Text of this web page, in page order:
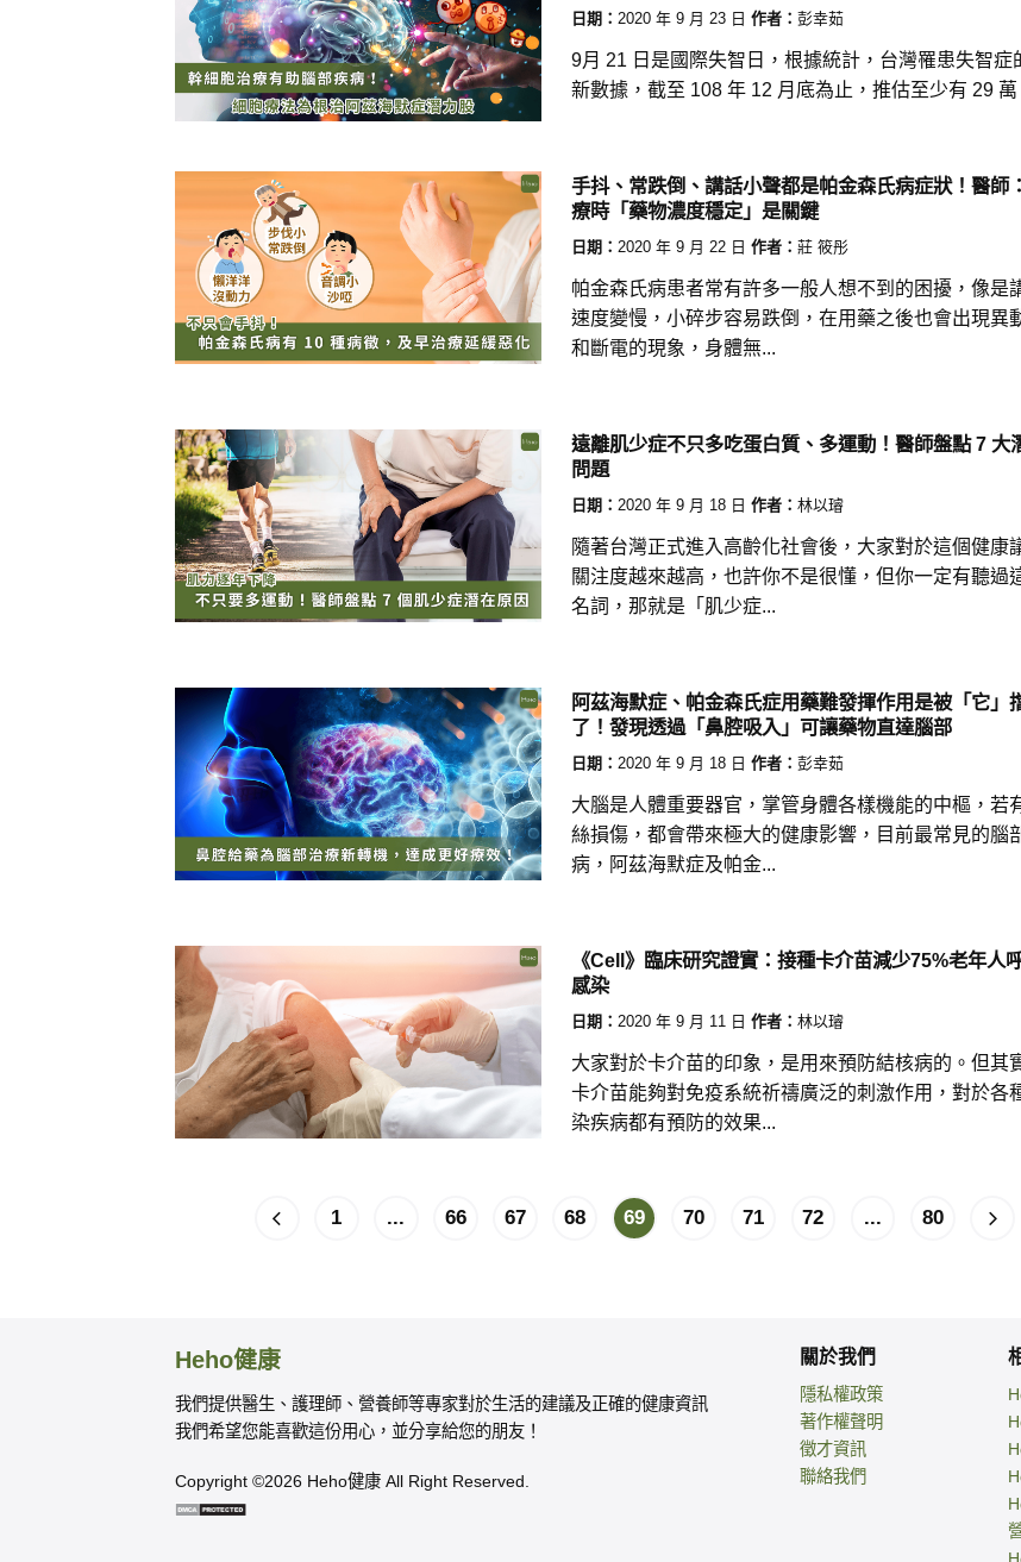
日期： 2020 年 9 月 23 日 作者： 彭幸茹
9月 21 日是國際失智日，根據統計，台灣罹患失智症
新數據，截至 108 年 12 月底為止，推估至少有 29 萬
手抖、常跌倒、講話小聲都是帕金森氏病症狀！醫師
療時「藥物濃度穩定」是關鍵
日期： 2020 年 9 月 22 日 作者： 莊 筱彤
帕金森氏病患者常有許多一般人想不到的困擾，像是
速度變慢，小碎步容易跌倒，在用藥之後也會出現異
和斷電的現象，身體無...
遠離肌少症不只多吃蛋白質、多運動！醫師盤點 7 大
問題
日期： 2020 年 9 月 18 日 作者： 林以璿
隨著台灣正式進入高齡化社會後，大家對於這個健康
關注度越來越高，也許你不是很懂，但你一定有聽過
名詞，那就是「肌少症...
阿茲海默症、帕金森氏症用藥難發揮作用是被「它」
了！發現透過「鼻腔吸入」可讓藥物直達腦部
日期： 2020 年 9 月 18 日 作者： 彭幸茹
大腦是人體重要器官，掌管身體各樣機能的中樞，若
絲損傷，都會帶來極大的健康影響，目前最常見的腦
病，阿茲海默症及帕金...
《Cell》臨床研究證實：接種卡介苗減少75%老年人
感染
日期： 2020 年 9 月 11 日 作者： 林以璿
大家對於卡介苗的印象，是用來預防結核病的。但其
卡介苗能夠對免疫系統祈禱廣泛的刺激作用，對於各
染疾病都有預防的效果...
1 ... 66 67 68 69 70 71 72 ... 80
Heho健康
我們提供醫生、護理師、營養師等專家對於生活的建議及正確的健康資訊
我們希望您能喜歡這份用心，並分享給您的朋友！
Copyright ©2026 Heho健康 All Right Reserved.
關於我們
隱私權政策
著作權聲明
徵才資訊
聯絡我們